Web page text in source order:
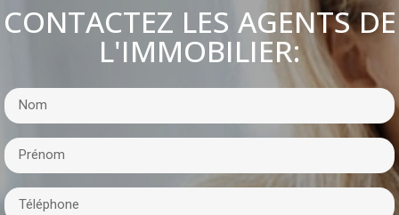
CONTACTEZ LES AGENTS DE
L'IMMOBILIER: